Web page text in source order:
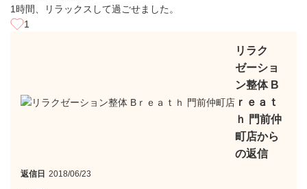
1時間、リラックスして過ごせました。
1
リラク
ゼーショ
ン整体 B
ｒｅａｔ
ｈ 門前仲
町店から
の返信
返信日 2018/06/23